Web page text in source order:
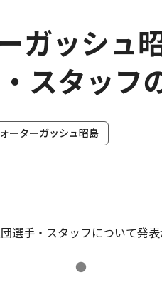
ガッシュ
スタッフ
ーターガッシュ昭島
選手・スタッフについて発表
●